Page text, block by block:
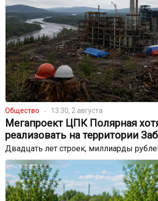
Общество 13:30, 2 августа
Мегапроект ЦПК Полярная
реализовать на территории
Двадцать лет строек, миллиарды